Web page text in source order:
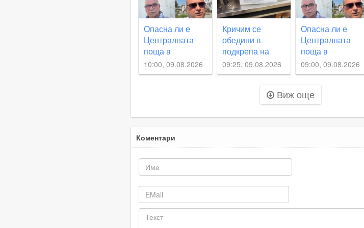
Опасна ли е
Централната
поща в
Пловдив?
ВИДЕО
10:00, 09.08.2026
Кричим се
обедини в
подкрепа на
семейството на
убития Георги
дарителски
кутии
09:25, 09.08.2026
Опасна ли е
Централната
поща в
Пловдив? Какво
казват хората за
състоянието ѝ
09:00, 09.08.2026
Виж още
Коментари